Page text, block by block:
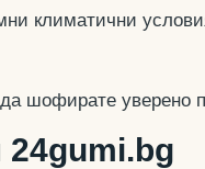
климатични
шофирате уверено
24gumi.bg